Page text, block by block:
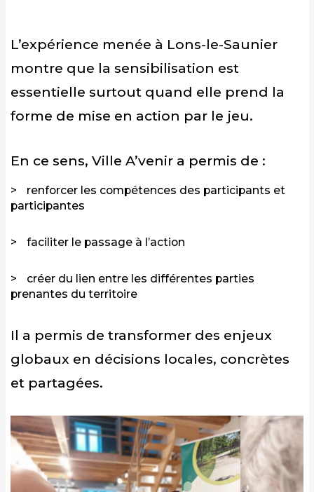
L’expérience menée à Lons-le-Saunier
montre que la sensibilisation est
essentielle surtout quand elle prend la
forme de mise en action par le jeu.
En ce sens, Ville A’venir a permis de :
renforcer les compétences des participants et
participantes
faciliter le passage à l’action
créer du lien entre les différentes parties
prenantes du territoire
Il a permis de transformer des enjeux
globaux en décisions locales, concrètes
et partagées.